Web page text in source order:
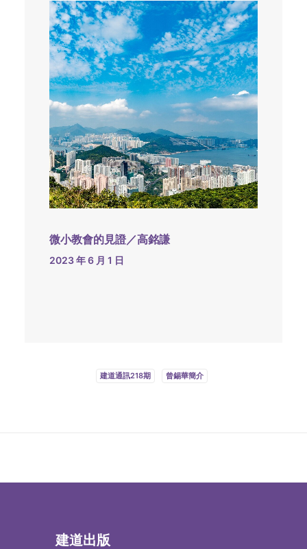
微小教會的見證／高銘謙
2023 年 6 月 1 日
建道通訊218期 曾錫華簡介
建道出版